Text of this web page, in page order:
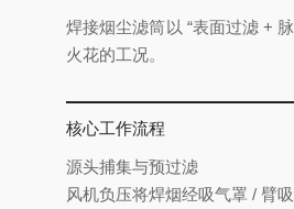
焊接烟尘滤筒以 “表面过滤 +
火花的工况。
核心工作流程
源头捕集与预过滤
风机负压将焊烟经吸气罩 / 臂